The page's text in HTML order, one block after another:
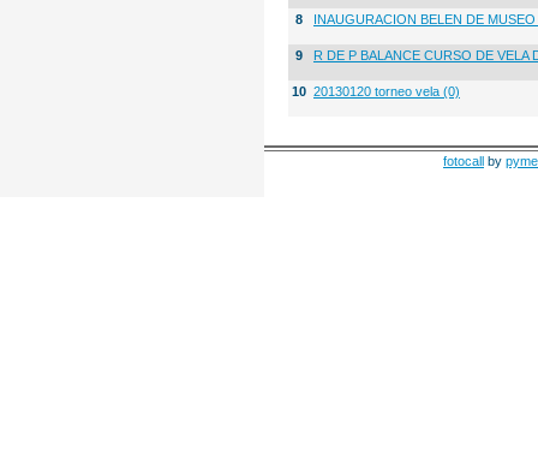
8 INAUGURACION BELEN DE
9 R DE P BALANCE CURSO DE VELA
10 20130120 torneo vela (0)
fotocall by